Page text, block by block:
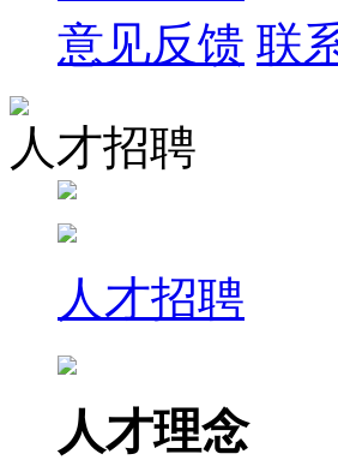
意见反馈 联
人才招聘
人才招聘
人才理念